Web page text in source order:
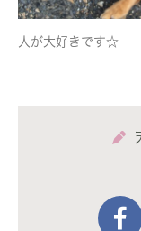
人が大好きです☆